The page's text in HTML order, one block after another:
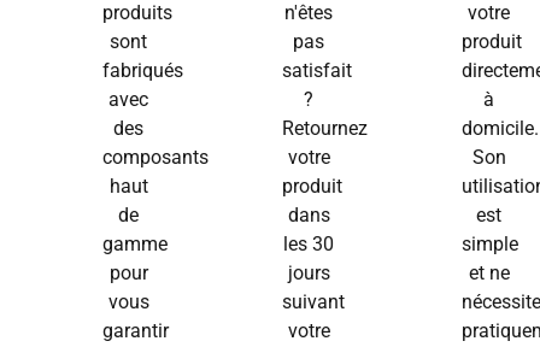
produits
sont
fabriqués
avec
des
composants
haut
de
gamme
pour
vous
garantir
n'êtes
pas
satisfait
?
Retournez
votre
produit
dans
les 30
jours
suivant
votre
votre
produit
à
domicile.
Son
est
simple
et ne